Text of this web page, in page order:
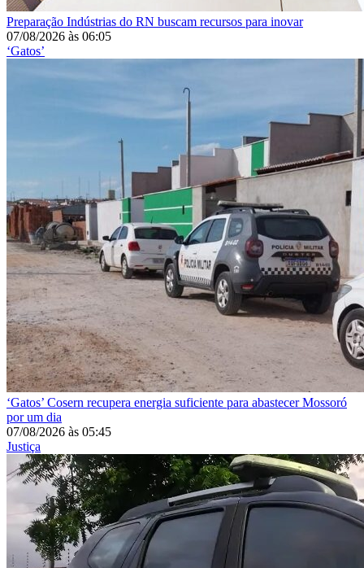
Preparação Indústrias do RN buscam recursos para inovar
07/08/2026 às 06:05
‘Gatos’
‘Gatos’ Cosern recupera energia suficiente para abastecer Mossoró
por um dia
07/08/2026 às 05:45
Justiça